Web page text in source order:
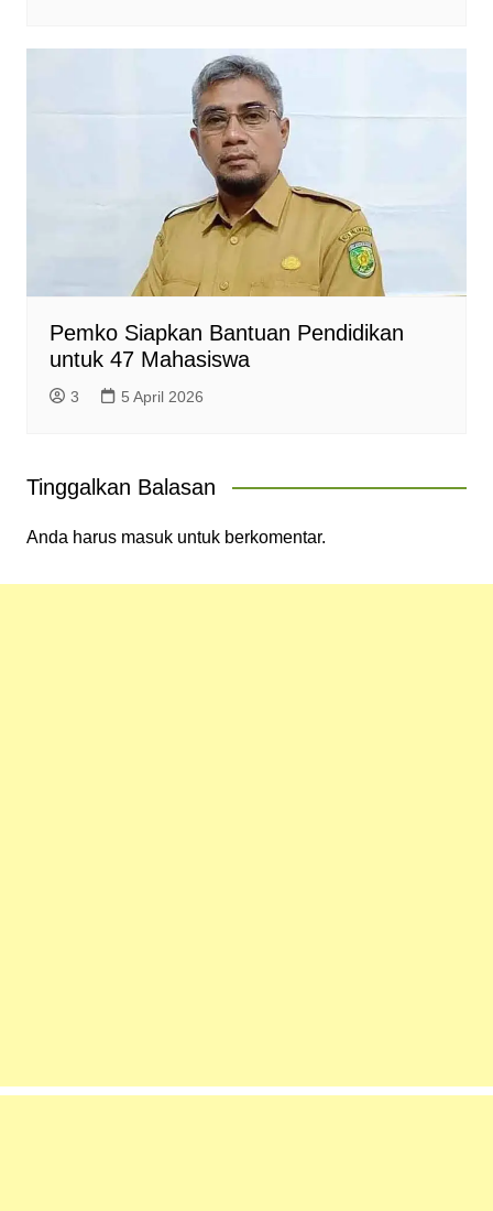
Pemko Siapkan Bantuan Pendidikan
untuk 47 Mahasiswa
3 5 April 2026
Tinggalkan Balasan
Anda harus masukuntuk berkomentar.